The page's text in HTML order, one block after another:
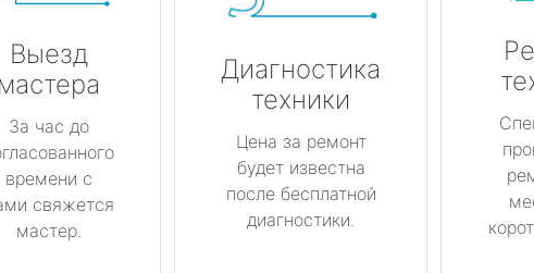
Выезд
мастера
За час до
времени с
свяжется
мастер.
Диагностика
техники
Цена за ремонт
будет известна
после бесплатной
диагностики.